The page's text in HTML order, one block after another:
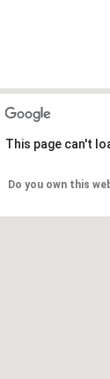
This page can't
Do you own this